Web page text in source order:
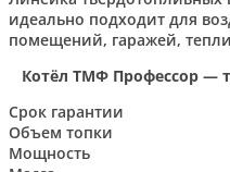
идеально подходит для
помещений, гаражей,
Котёл ТМФ Профессор —
Срок гарантии
Объем топки
Мощность